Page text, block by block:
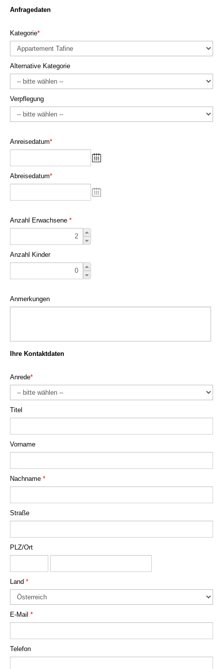
Anfragedaten
Kategorie*
Alternative Kategorie
Verpflegung
Anreisedatum*
Abreisedatum*
Anzahl Erwachsene *
Anzahl Kinder
Anmerkungen
Ihre Kontaktdaten
Anrede*
Titel
Vorname
Nachname *
Straße
PLZ/Ort
Land *
E-Mail *
Telefon